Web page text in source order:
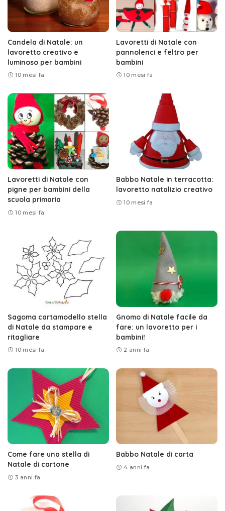
Candela di Natale: un
lavoretto creativo e
luminoso per bambini
10 mesi fa
Lavoretti di Natale con
pannolenci e feltro per
bambini
10 mesi fa
Lavoretti di Natale con
pigne per bambini della
scuola primaria
10 mesi fa
Babbo Natale in terracotta:
lavoretto natalizio creativo
10 mesi fa
Sagoma cartamodello stella
di Natale da stampare e
ritagliare
10 mesi fa
Gnomo di Natale facile da
fare: un lavoretto per i
bambini!
2 anni fa
Come fare una stella di
Natale di cartone
3 anni fa
Babbo Natale di carta
4 anni fa